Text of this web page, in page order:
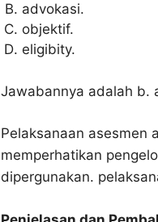
advokasi.
objektif.
eligibity.
Jawabannya adalah b.
Pelaksanaan asesmen
memperhatikan
dipergunakan.